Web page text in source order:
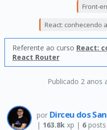
Publicado 2 anos
Front-
React: conhecendo
Referente ao curso React:
React Router
por Dirceu dos
| 163.8kxp | 6posts